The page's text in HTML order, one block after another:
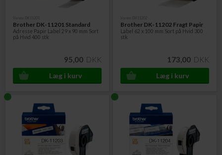
Brother DK-11201 Standard
Adresse Papir Label 29 x 90 mm Sort
på Hvid 400 stk
95,00 DKK
Brother DK-11202 Fragt Papir
Label 62 x 100 mm Sort på Hvid 300
stk
173,00 DKK